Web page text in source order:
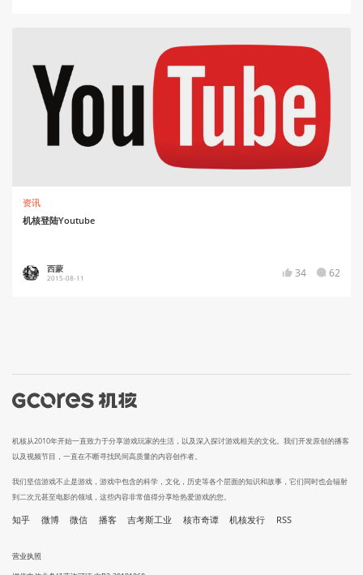
资讯
机核登陆Youtube
西蒙
2015-08-11 34 62
机核从2010年开始一直致力于分享游戏玩家的生活，以及深入探讨游戏相关的文化。我们开发原创的播客
以及视频节目，一直在不断寻找民间高质量的内容创作者。
我们坚信游戏不止是游戏，游戏中包含的科学，文化，历史等各个层面的知识和故事，它们同时也会辐射
到二次元甚至电影的领域，这些内容非常值得分享给热爱游戏的您。
知乎 微博 微信 播客 吉考斯工业 核市奇谭 机核发行 RSS
营业执照